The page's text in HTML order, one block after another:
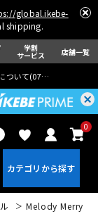
global.ikebe-
shipping.
学割
サービス 店舗一覧
ついて(07月29日
0
Melody Merry